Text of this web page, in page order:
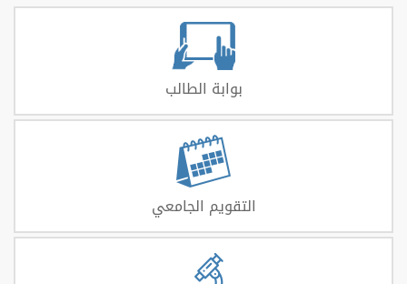
بوابة الطالب
التقويم الجامعي